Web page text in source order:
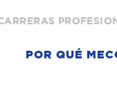
POR QUÉ